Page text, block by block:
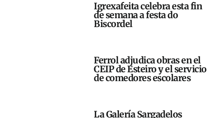
Igrexafeita celebra esta fin
de semana a festa do
Biscordel
Ferrol adjudica obras en el
CEIP de Esteiro y el servicio
de comedores escolares
La Galería Sargadelos